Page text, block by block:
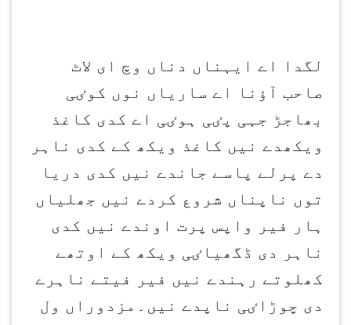
لگدا اے ایہناں دناں وچ ای لاٹ
صاحب آؤنا اے ساریاں نوں کوٸی
بھاجڑ جہی پٸی ہوٸی اے کدی کاغذ
ویکھدے نیں کاغذ ویکھ کے کدی ناہر
دے پرلے پاسے جاندے نیں کدی دریا
توں ناپناں شروع کردے نیں جھلیاں
ہار فیر واپس پرت اوندے نیں کدی
ناہر دی ڈگھیاٸی ویکھ کے اوتھے
کھلوتے رہندے نیں فیر فیتے ناہرے
دی چوڑاٸی ناپدے نیں۔مزدوراں ول